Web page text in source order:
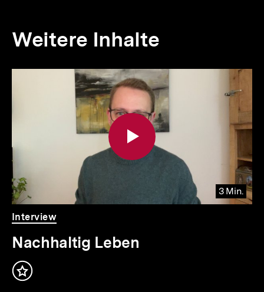
Weitere Inhalte
Inhaltskarousell
Inhaltskarussell
überspringen
3 Min.
Video
Dauer
3
Min.
Interview
Nachhaltig Leben
Inhalt